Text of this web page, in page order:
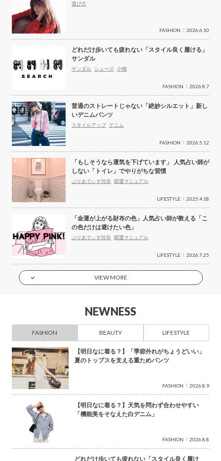
選び方
FASHION 2026.6.10
どれだけ歩いても疲れない「スタイル良く履ける」
サンダル
サンダル シューズ 小物
FASHION 2026.8.7
普通のストレートじゃない「絶妙シルエット」新し
いデニムパンツ
スタイルアップ デニム
FASHION 2026.5.12
「もしそうなら運気を下げています」 人気占い師が
しない「トイレ」でやりがちな習慣
ぷりあでぃす玲奈 開運マニュアル
LIFESTYLE 2025.4.18
「金運が上がる財布の色」人気占い師が教える「こ
の色だけは避けたい色」
ぷりあでぃす玲奈 開運マニュアル
LIFESTYLE 2026.7.25
VIEW MORE
NEWNESS
FASHION BEAUTY LIFESTYLE
【明日なに着る？】「季節外れがちょうどいい」
夏のトップスを支える重ためパンツ
FASHION 2026.8.9
【明日なに着る？】天気を問わず合わせやすい
「機能美をそなえた白デニム」
FASHION 2026.8.8
どれだけ歩いても疲れない「スタイル良く履け